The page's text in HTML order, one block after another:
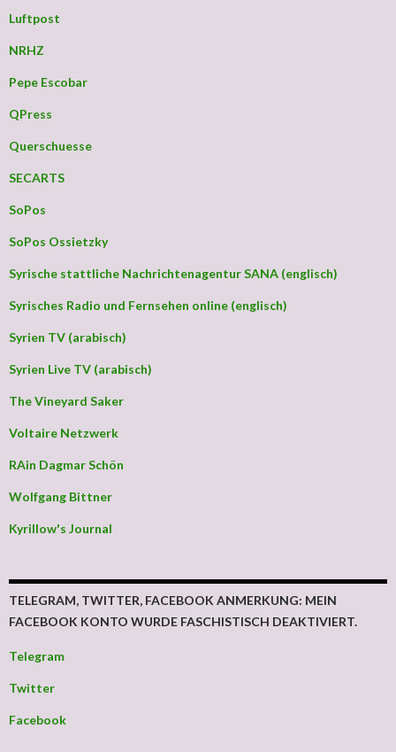
Luftpost
NRHZ
Pepe Escobar
QPress
Querschuesse
SECARTS
SoPos
SoPos Ossietzky
Syrische stattliche Nachrichtenagentur SANA (englisch)
Syrisches Radio und Fernsehen online (englisch)
Syrien TV (arabisch)
Syrien Live TV (arabisch)
The Vineyard Saker
Voltaire Netzwerk
RAin Dagmar Schön
Wolfgang Bittner
Kyrillow's Journal
TELEGRAM, TWITTER, FACEBOOK ANMERKUNG: MEIN
FACEBOOK KONTO WURDE FASCHISTISCH DEAKTIVIERT.
Telegram
Twitter
Facebook